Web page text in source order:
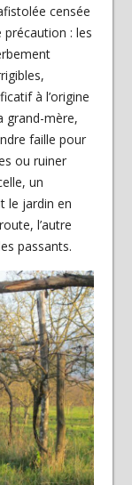
censée
: les
à l’origine
grand-mère,
faille pour
ou ruiner
un
le jardin en
l’autre
passants.